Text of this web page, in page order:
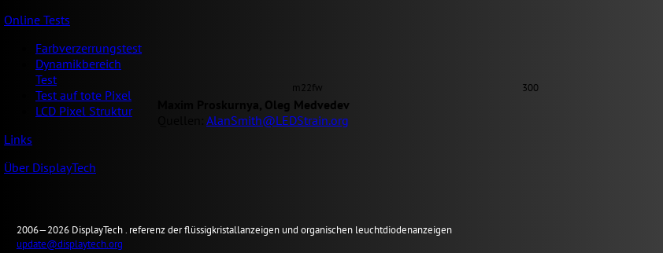
Online Tests
Farbverzerrungstest
Dynamikbereich
Test
Test auf tote Pixel
LCD Pixel Struktur
Links
Über DisplayTech
m22fw
300
Maxim Proskurnya, Oleg Medvedev
AlanSmith@LEDStrain.org
2006—2026 DisplayTech . referenz der flüssigkristallanzeigen und organischen leuchtdiodenanzeigen
update@displaytech.org